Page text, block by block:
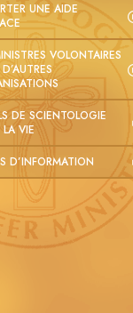
UNE AIDE
VOLONTAIRES
DE SCIENTOLOGIE
VIE
D’INFORMATION